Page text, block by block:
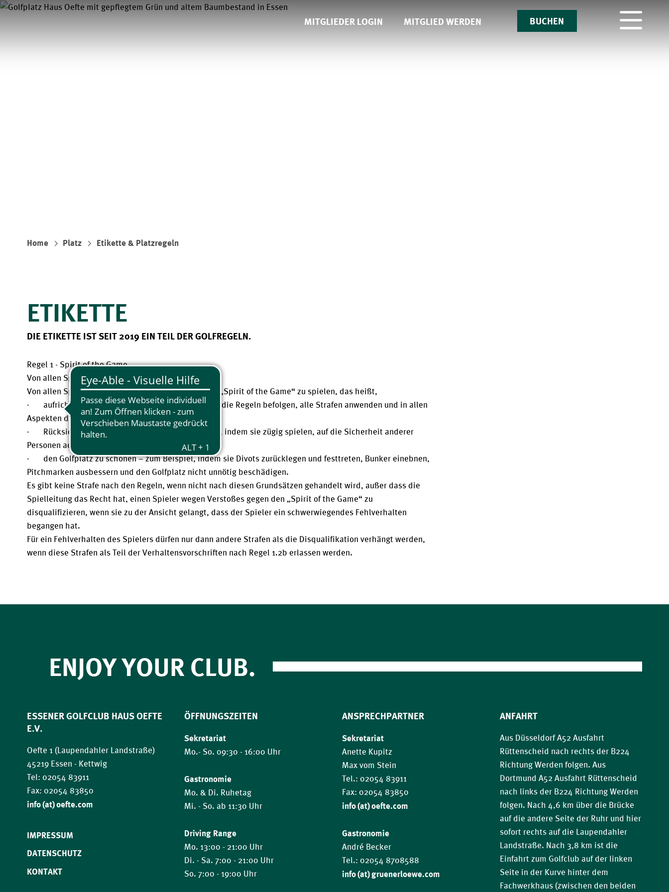
MITGLIEDER LOGIN MITGLIED WERDEN BUCHEN
Home Platz Etikette & Platzregeln
ETIKETTE
DIE ETIKETTE IST SEIT 2019 EIN TEIL DER GOLFREGELN.
Regel 1 - Spirit of the Game
Von allen Spielern erwartetes Verhalten
Von allen Spielern wird erwartet, entsprechend des „Spirit of the Game“ zu spielen, das heißt,
· aufrichtig zu handeln – zum Beispiel, indem sie die Regeln befolgen, alle Strafen anwenden und in allen
Aspekten des Spiels ehrlich sind.
· Rücksicht auf andere zu nehmen – zum Beispiel, indem sie zügig spielen, auf die Sicherheit anderer
Personen achten und das Spiel anderer nicht stören.
· den Golfplatz zu schonen – zum Beispiel, indem sie Divots zurücklegen und festtreten, Bunker einebnen,
Pitchmarken ausbessern und den Golfplatz nicht unnötig beschädigen.
Es gibt keine Strafe nach den Regeln, wenn nicht nach diesen Grundsätzen gehandelt wird, außer dass die
Spielleitung das Recht hat, einen Spieler wegen Verstoßes gegen den „Spirit of the Game“ zu
disqualifizieren, wenn sie zu der Ansicht gelangt, dass der Spieler ein schwerwiegendes Fehlverhalten
begangen hat.
Für ein Fehlverhalten des Spielers dürfen nur dann andere Strafen als die Disqualifikation verhängt werden,
wenn diese Strafen als Teil der Verhaltensvorschriften nach Regel 1.2b erlassen werden.
ENJOY YOUR CLUB.
ESSENER GOLFCLUB HAUS OEFTE
E.V.
Oefte 1 (Laupendahler Landstraße)
45219 Essen - Kettwig
Tel: 02054 83911
Fax: 02054 83850
​​​​​​​info (at) oefte.com
IMPRESSUM
DATENSCHUTZ
KONTAKT
ÖFFNUNGSZEITEN
Sekretariat
Mo.- So. 09:30 - 16:00 Uhr
Gastronomie
Mo. & Di. Ruhetag
Mi. - So. ab 11:30 Uhr
Driving Range
Mo. 13:00 - 21:00 Uhr
Di. - Sa. 7:00 - 21:00 Uhr
So. 7:00 - 19:00 Uhr
ANSPRECHPARTNER
Sekretariat
Anette Kupitz
Max vom Stein
Tel.: 02054 83911
Fax: 02054 83850
info (at) oefte.com
Gastronomie
André Becker
Tel.: 02054 8708588
info (at) gruenerloewe.com
ANFAHRT
Aus Düsseldorf A52 Ausfahrt
Rüttenscheid nach rechts der B224
Richtung Werden folgen. Aus
Dortmund A52 Ausfahrt Rüttenscheid
nach links der B224 Richtung Werden
folgen. Nach 4,6 km über die Brücke
auf die andere Seite der Ruhr und hier
sofort rechts auf die Laupendahler
Landstraße. Nach 3,8 km ist die
Einfahrt zum Golfclub auf der linken
Seite in der Kurve hinter dem
Fachwerkhaus (zwischen den beiden